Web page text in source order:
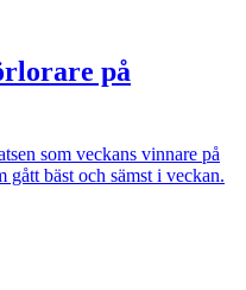
på
som veckans vinnare på
gått bäst och sämst i veckan.